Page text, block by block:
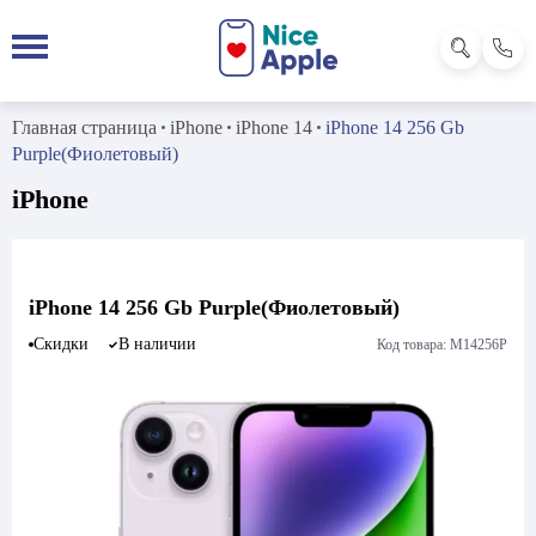
Главная страница iPhone iPhone 14
iPhone 14 256 Gb
Purple(Фиолетовый)
iPhone
iPhone 14 256 Gb Purple(Фиолетовый)
Скидки В наличии Код товара: M14256P